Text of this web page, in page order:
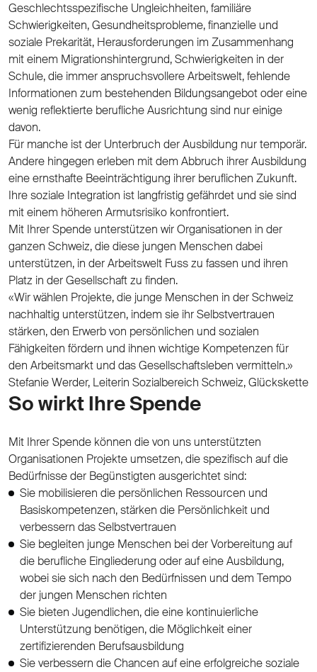
Geschlechtsspezifische Ungleichheiten, familiäre
Schwierigkeiten, Gesundheitsprobleme, finanzielle und
soziale Prekarität, Herausforderungen im Zusammenhang
mit einem Migrationshintergrund, Schwierigkeiten in der
Schule, die immer anspruchsvollere Arbeitswelt, fehlende
Informationen zum bestehenden Bildungsangebot oder eine
wenig reflektierte berufliche Ausrichtung sind nur einige
davon.
Für manche ist der Unterbruch der Ausbildung nur temporär.
Andere hingegen erleben mit dem Abbruch ihrer Ausbildung
eine ernsthafte Beeinträchtigung ihrer beruflichen Zukunft.
Ihre soziale Integration ist langfristig gefährdet und sie sind
mit einem höheren Armutsrisiko konfrontiert.
Mit Ihrer Spende unterstützen wir Organisationen in der
ganzen Schweiz, die diese jungen Menschen dabei
unterstützen, in der Arbeitswelt Fuss zu fassen und ihren
Platz in der Gesellschaft zu finden.
«Wir wählen Projekte, die junge Menschen in der Schweiz
nachhaltig unterstützen, indem sie ihr Selbstvertrauen
stärken, den Erwerb von persönlichen und sozialen
Fähigkeiten fördern und ihnen wichtige Kompetenzen für
den Arbeitsmarkt und das Gesellschaftsleben vermitteln.»
Stefanie Werder, Leiterin Sozialbereich Schweiz, Glückskette
So wirkt Ihre Spende
Mit Ihrer Spende können die von uns unterstützten
Organisationen Projekte umsetzen, die spezifisch auf die
Bedürfnisse der Begünstigten ausgerichtet sind:
Sie mobilisieren die persönlichen Ressourcen und
Basiskompetenzen, stärken die Persönlichkeit und
verbessern das Selbstvertrauen
Sie begleiten junge Menschen bei der Vorbereitung auf
die berufliche Eingliederung oder auf eine Ausbildung,
wobei sie sich nach den Bedürfnissen und dem Tempo
der jungen Menschen richten
Sie bieten Jugendlichen, die eine kontinuierliche
Unterstützung benötigen, die Möglichkeit einer
zertifizierenden Berufsausbildung
Sie verbessern die Chancen auf eine erfolgreiche soziale